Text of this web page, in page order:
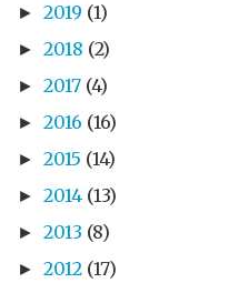
► 2019 (1)
► 2018 (2)
► 2017 (4)
► 2016 (16)
► 2015 (14)
► 2014 (13)
► 2013 (8)
► 2012 (17)